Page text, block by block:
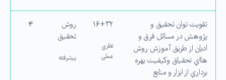
تقویت توان تحقیق و
پژوهش در مسائل فرق و
ادیان از طریق آموزش روش
هااي تحقیاق وكیفیت بهره
برداري از ابزار و منابع
نظري
عملی
روش
تحقیق
پیشرفته
۴